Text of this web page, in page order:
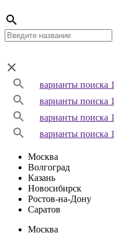
варианты поиска 1
варианты поиска 1
варианты поиска 1
варианты поиска 1
Москва
Волгоград
Казань
Новосибирск
Ростов-на-Дону
Саратов
Москва